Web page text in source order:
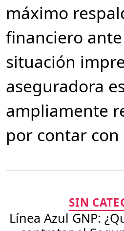
máximo
financiero
situación
aseguradora
ampliamente
por contar
SIN
Línea Azul GNP: